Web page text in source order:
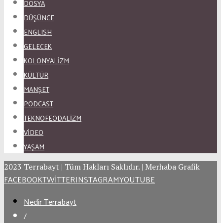
DOSYA
DÜŞÜNCE
ENGLISH
GELECEK
KOLONYALİZM
KÜLTÜR
MANŞET
PODCAST
TEKNOFEODALİZM
VİDEO
YAŞAM
2023 Terrabayt | Tüm Hakları Saklıdır. | Merhaba Grafik
FACEBOOKTWITTERINSTAGRAMYOUTUBE
Nedir Terrabayt
/